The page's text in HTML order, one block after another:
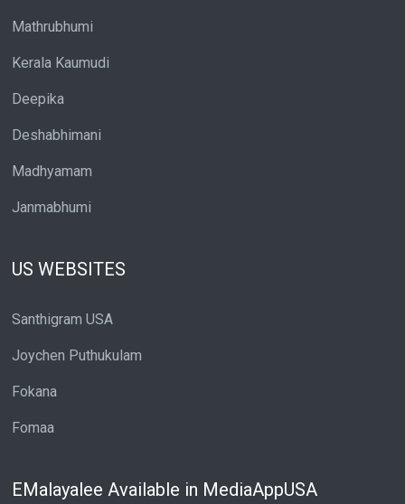
Mathrubhumi
Kerala Kaumudi
Deepika
Deshabhimani
Madhyamam
Janmabhumi
US WEBSITES
Santhigram USA
Joychen Puthukulam
Fokana
Fomaa
EMalayalee Available in MediaAppUSA